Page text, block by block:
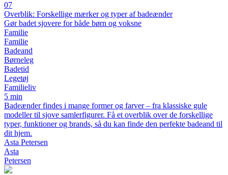
07
Overblik: Forskellige mærker og typer af badeænder
Gør badet sjovere for både børn og voksne
Familie
Familie
Badeand
Børneleg
Badetid
Legetøj
Familieliv
5 min
Badeænder findes i mange former og farver – fra klassiske gule
modeller til sjove samlerfigurer. Få et overblik over de forskellige
typer, funktioner og brands, så du kan finde den perfekte badeand til
dit hjem.
Asta Petersen
Asta
Petersen